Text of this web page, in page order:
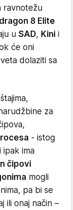
ravnotežu
8 Elite
u SAD, Kini i
će oni
dolaziti sa
za
- istog
ipak ima
čipovi
mogli
pa bi se
ili onaj način –